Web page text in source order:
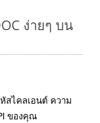
ง่ายๆ บน
สไคลเอนต์ ความ
ของคุณ